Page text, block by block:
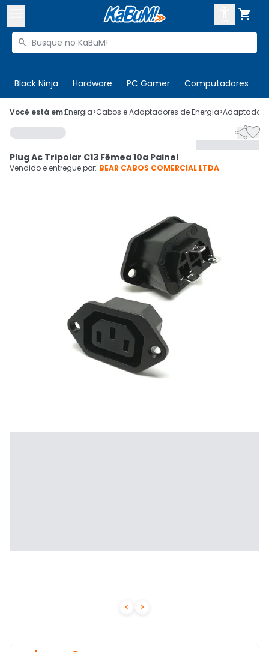

Buscar produtos

Black Ninja Hardware PC Gamer Computadores
 Olá. Acesse sua conta
 Departamentos
Cupons
CADASTRE-SE
Você está em:Energia>Cabos e Adaptadores de Energia>
 

Plug Ac Tripolar C13 Fêmea 10a Painel
Vendido e entregue por: BEAR CABOS COMERCIAL LTDA